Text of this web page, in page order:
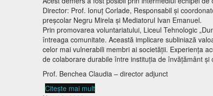
Director: Prof. Ionuț Corlade, Responsabil și
preșcolar Negru Mirela și Mediatorul Ivan Emanuel.
Prin promovarea voluntariatului, Liceul Tehnologic
întreaga comunitate. Această implicare subliniază
celor mai vulnerabili membri ai societății. Experiența
de colaborare durabile între instituția de învățământ și
Prof. Benchea Claudia – director adjunct
Citește mai mult